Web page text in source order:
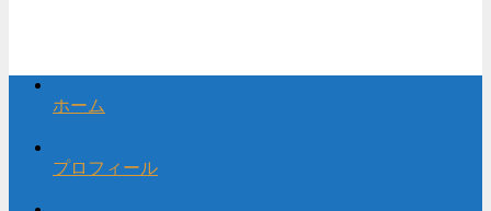
ホーム
プロフィール